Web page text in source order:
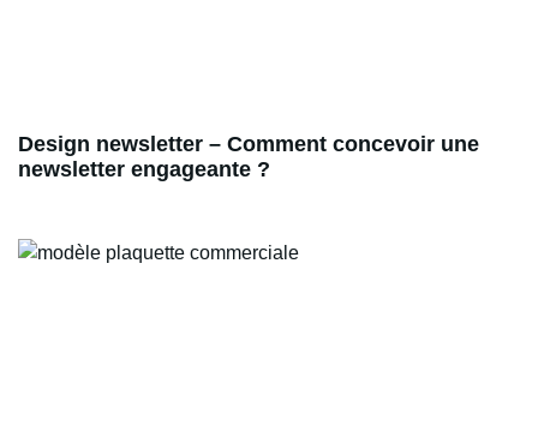
Design newsletter – Comment concevoir une
newsletter engageante ?